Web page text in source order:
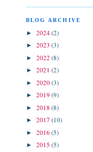
BLOG ARCHIVE
► 2024(2)
► 2023 (3)
► 2022 (8)
► 2021 (2)
► 2020(3)
► 2019 (9)
► 2018 (8)
► 2017 (10)
► 2016 (5)
► 2015 (5)